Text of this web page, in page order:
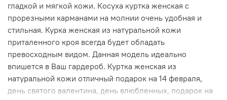
гладкой и мягкой кожи. Косуха куртка женская с
прорезными карманами на молнии очень удобная и
стильная. Курка женская из натуральной кожи
приталенного кроя всегда будет обладать
превосходным видом. Данная модель идеально
впишется в Ваш гардероб. Куртка женская из
натуральной кожи отличный подарок на 14 февраля,
день святого валентина, день влюбленных, подарок на